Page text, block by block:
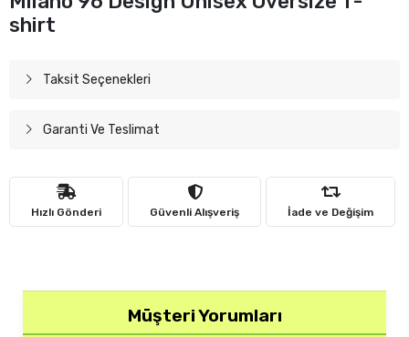
shirt
Taksit Seçenekleri
Garanti Ve Teslimat
Hızlı Gönderi Güvenli Alışveriş İade ve Değişim
Müşteri Yorumları